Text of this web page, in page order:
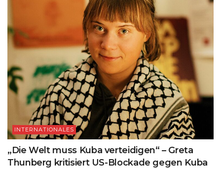
INTERNATIONALES
„Die Welt muss Kuba verteidigen“ – Greta
Thunberg kritisiert US-Blockade gegen Kuba